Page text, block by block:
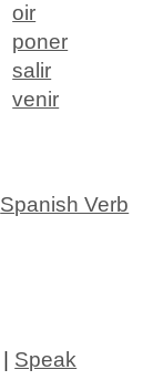
oir
poner
salir
venir
Spanish Verb
Speak